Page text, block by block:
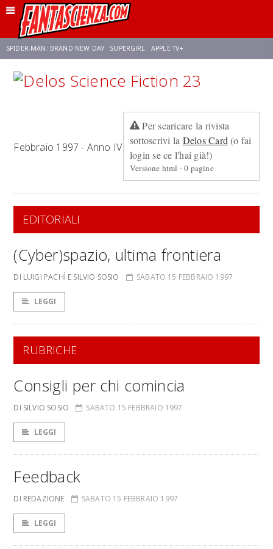
SPIDER-MAN: BRAND NEW DAY SUPERGIRL APPLE TV+
FRANCO RICCIARDIELLO ZENDAYA STAR TREK AVENGERS: DOOMSDAY
CELIA ROSE GOODINGPer scaricare la rivista
sottoscrivi la Delos Card (o fai
login se ce l'hai già!)
Versione html - 0 pagine
Febbraio 1997 - Anno IV
EDITORIALI
(Cyber)spazio, ultima frontiera
DI LUIGI PACHÌ E SILVIO SOSIO SABATO 15 FEBBRAIO 1997
LEGGI
RUBRICHE
Consigli per chi comincia
DI SILVIO SOSIO SABATO 15 FEBBRAIO 1997
LEGGI
Feedback
DI REDAZIONE SABATO 15 FEBBRAIO 1997
LEGGI